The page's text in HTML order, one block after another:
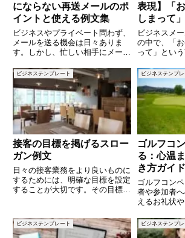
にならない再送メールのポ
イントと使える例文集
ビジネスやプライベート問わず、
メールを送る機会は日々ありま
す。しかし、忙しい相手にメール
ないことも少なくありません。そ
んなとき、「催促」するようで気
が引けつつも、用件を前に進める
ためには再度連絡を入れる必要が
出
表現】「
しまって
方・例文集
ビジネスメ
の中で、「
って」とい
印象を与え
対して配慮
なフレーズ
使わなけれ
ビジネステンプレート
接客の目標を掲げるスロー
ガン例文
日々の接客業務をより良いものに
するためには、明確な目標を設定
することが大切です。その目標を
指針となります。この記事では、
接客の目標に活用できるスローガ
ビジネステンプレ
ゴルフコ
る：心温
き方ガイド
ゴルフコン
者や参加者
えるお礼状
を選び、丁
とで、より
ビジネステンプレート ビジネステンプレ